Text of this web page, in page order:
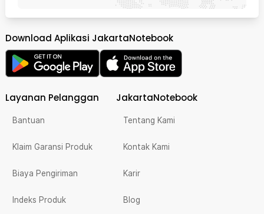
Download Aplikasi JakartaNotebook
Layanan Pelanggan
Bantuan
Klaim Garansi Produk
Biaya Pengiriman
Indeks Produk
JakartaNotebook
Tentang Kami
Kontak Kami
Karir
Blog